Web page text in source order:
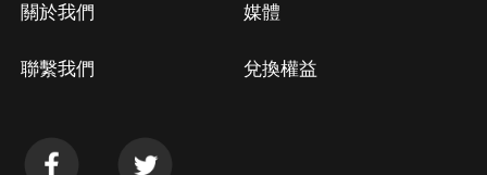
關於我們
聯繫我們
媒體
兌換權益